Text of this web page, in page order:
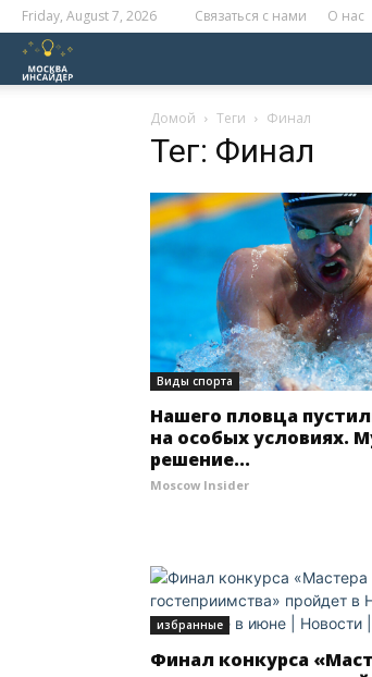
Friday, August 7, 2026 Связаться с нами О нас
Домой Теги Финал
Тег: Финал
Виды спорта
Нашего пловца
на особых условиях.
решение...
Moscow Insider
избранные
Финал конкурса